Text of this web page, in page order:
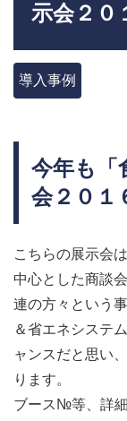
AHPチラー
示会２０
導入事例
今年も「
会２０
こちらの展示会
中心とした商談
連の方々という
＆省エネシステ
ャンスだと思い
ります。
ブース№等、詳